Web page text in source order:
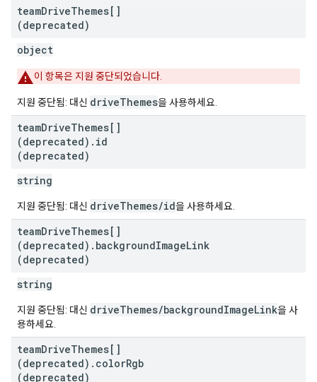
teamDriveThemes[]
(deprecated)
object
이 항목은 지원 중단되었습니다.
지원 중단됨: 대신 driveThemes을 사용하세요.
teamDriveThemes[]
(deprecated) . id
(deprecated)
string
지원 중단됨: 대신 driveThemes/id을 사용하세요.
teamDriveThemes[]
(deprecated) . backgroundImageLink
(deprecated)
string
지원 중단됨: 대신 driveThemes/backgroundImageLink을 사
용하세요.
teamDriveThemes[]
(deprecated) . colorRgb
(deprecated)